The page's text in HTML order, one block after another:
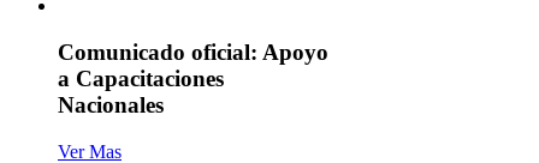
Comunicado oficial: Apoyo
a Capacitaciones
Nacionales
Ver Mas